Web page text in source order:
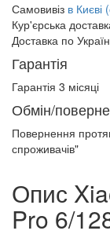
Самовивіз в Києві
Кур'єрська
Доставка по
Гарантія
Гарантія 3 місяці
Обмін/
Повернення
спроживачів"
Опис
Pro 6/